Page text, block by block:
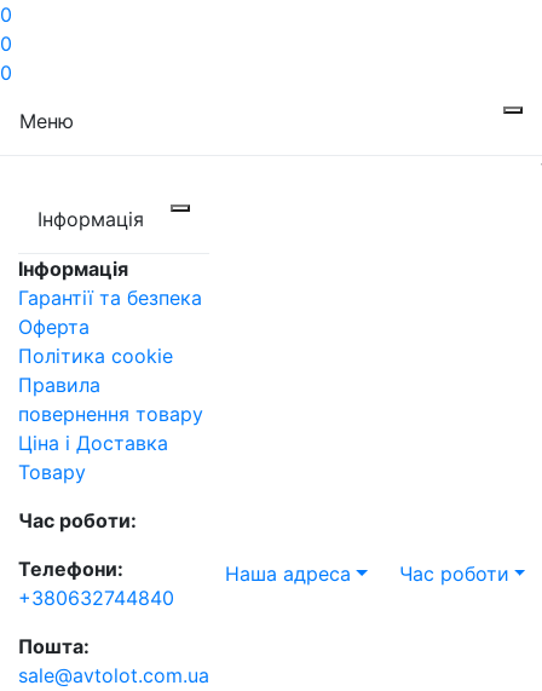
0
0
0
Меню
Інформація
Інформація
Гарантії та безпека
Оферта
Політика cookie
Правила
повернення товару
Ціна і Доставка
Товару
Час роботи:
Телефони:
+380632744840
Пошта:
sale@avtolot.com.ua
Наша адреса Час роботи